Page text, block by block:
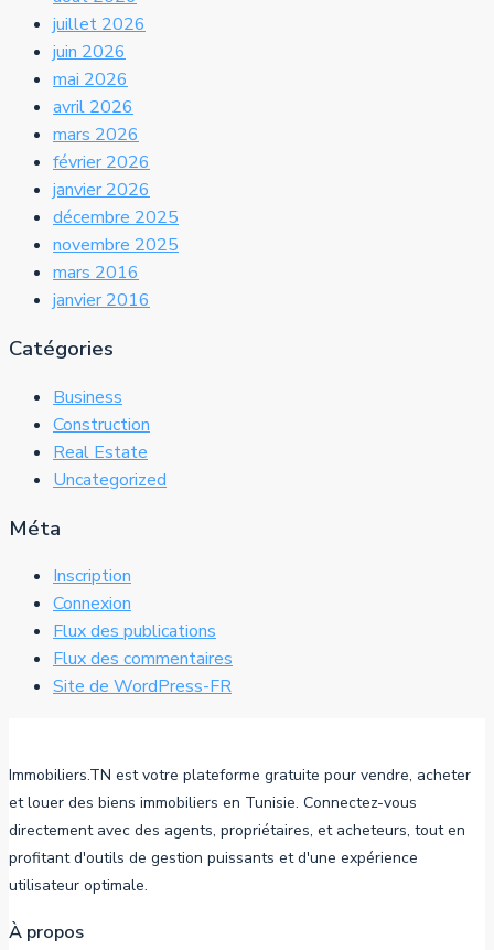
juillet 2026
juin 2026
mai 2026
avril 2026
mars 2026
février 2026
janvier 2026
décembre 2025
novembre 2025
mars 2016
janvier 2016
Catégories
Business
Construction
Real Estate
Uncategorized
Méta
Inscription
Connexion
Flux des publications
Flux des commentaires
Site de WordPress-FR
Immobiliers.TN est votre plateforme gratuite pour vendre, acheter
et louer des biens immobiliers en Tunisie. Connectez-vous
directement avec des agents, propriétaires, et acheteurs, tout en
profitant d'outils de gestion puissants et d'une expérience
utilisateur optimale.
À propos